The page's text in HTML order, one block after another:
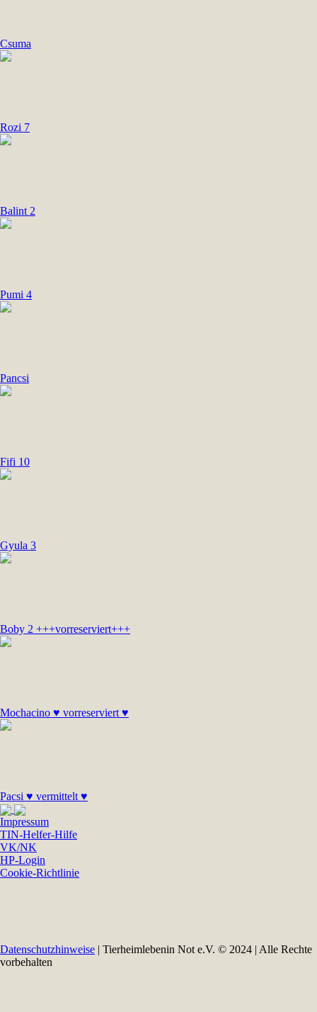
Csuma
Rozi 7
Balint 2
Pumi 4
Pancsi
Fifi 10
Gyula 3
Boby 2 +++vorreserviert+++
Mochacino ♥ vorreserviert ♥
Pacsi ♥ vermittelt ♥
Impressum
TIN-Helfer-Hilfe
VK/NK
HP-Login
Cookie-Richtlinie
Datenschutzhinweise | Tierheimlebenin Not e.V. © 2024 | Alle Rechte
vorbehalten